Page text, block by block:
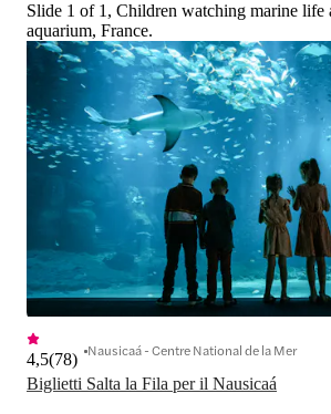
Slide 1 of 1, Children watching marine life
aquarium, France.
Biglietti Salta la Fila per il Nausicaá
4,5(78) Nausicaá - Centre National de la Mer